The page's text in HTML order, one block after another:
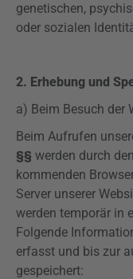
genetischen,
oder sozialen
2. Erhebung und
a) Beim Besuch der
Beim Aufrufen
§§ werden durch
kommenden
Server unserer
werden temporär in
Folgende
erfasst und bis zur
gespeichert: